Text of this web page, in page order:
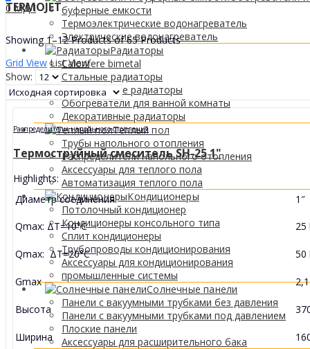
буферные емкости
Термоэлектрические водонагреватель
Электрические водонагреватель
Радиаторы
Calorifere bimetal
Стальные радиаторы
Алюминиевые радиаторы
Обогреватели для ванной комнаты
Декоративные радиаторы
Tеплый пол
Трубы напольного отопления
Распределители напольного отопления
Аксессуары для теплого пола
Автоматизация теплого пола
Кондиционеры
Потолочный кондиционер
Кондиционеры консольного типа
Сплит кондиционеры
Трубопроводы кондиционирования
Аксессуары для кондиционирования
промышленные системы
Солнечные панели
Панели с вакуумными трубками без давления
Панели с вакуумными трубками под давлением
Плоские панели
Аксессуары для расширительного бака
0МДЛ
TERMOJET
Showing 1–12 Products of 65 Products
Grid View List View
Show:
Распределители напольного отопления
Термоструйный смеситель SH-25 1"
Highlights:
Диаметр соединения
1″
Qmax: ΔT=10°C 25
Qmax: ΔT=20°C 50
Gmax
Высота
Ширина